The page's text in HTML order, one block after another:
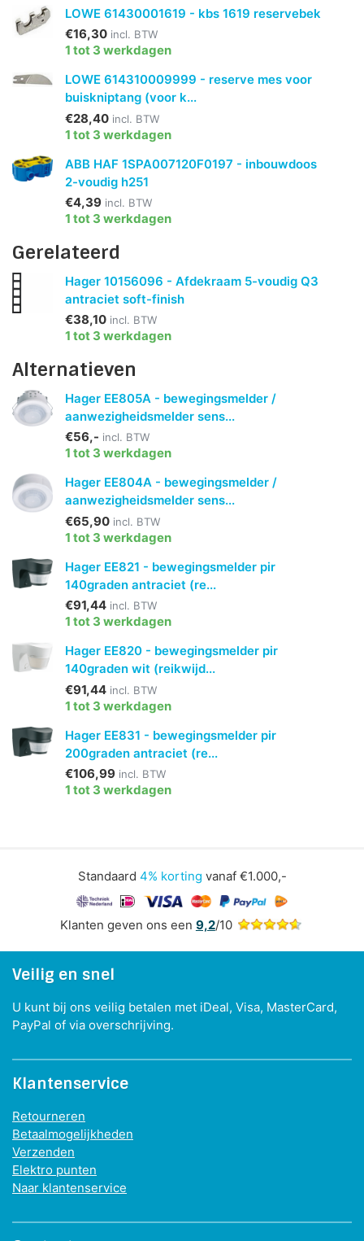
LOWE 61430001619 - kbs 1619 reservebek
€16,30 incl. BTW
1 tot 3 werkdagen
LOWE 614310009999 - reserve mes voor
buiskniptang (voor k...
€28,40 incl. BTW
1 tot 3 werkdagen
ABB HAF 1SPA007120F0197 - inbouwdoos
2-voudig h251
€4,39 incl. BTW
1 tot 3 werkdagen
Gerelateerd
Hager 10156096 - Afdekraam 5-voudig Q3
antraciet soft-finish
€38,10 incl. BTW
1 tot 3 werkdagen
Alternatieven
Hager EE805A - bewegingsmelder /
aanwezigheidsmelder sens...
€56,- incl. BTW
1 tot 3 werkdagen
Hager EE804A - bewegingsmelder /
aanwezigheidsmelder sens...
€65,90 incl. BTW
1 tot 3 werkdagen
Hager EE821 - bewegingsmelder pir
140graden antraciet (re...
€91,44 incl. BTW
1 tot 3 werkdagen
Hager EE820 - bewegingsmelder pir
140graden wit (reikwijd...
€91,44 incl. BTW
1 tot 3 werkdagen
Hager EE831 - bewegingsmelder pir
200graden antraciet (re...
€106,99 incl. BTW
1 tot 3 werkdagen
Standaard 4% korting vanaf €1.000,-
Klanten geven ons een 9,2/10
Veilig en snel
U kunt bij ons veilig betalen met iDeal, Visa, MasterCard,
PayPal of via overschrijving.
Klantenservice
Retourneren
Betaalmogelijkheden
Verzenden
Elektro punten
Naar klantenservice